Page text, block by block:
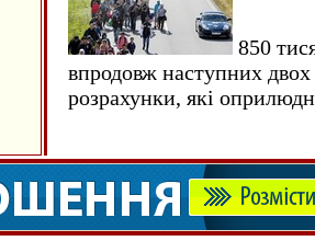
850
впродовж наступних
розрахунки, які